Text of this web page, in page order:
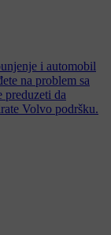
i automobil
na problem sa
preduzeti da
Volvo podršku.